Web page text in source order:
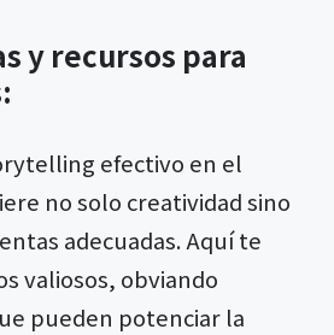
y recursos para
efectivo en el
no solo creatividad sino
adecuadas. Aquí te
valiosos, obviando
pueden potenciar la